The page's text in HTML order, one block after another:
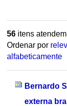
56itens
Ordenar por
alfabeticamente
Bernardo
externa